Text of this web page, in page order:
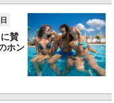
賛
ホン